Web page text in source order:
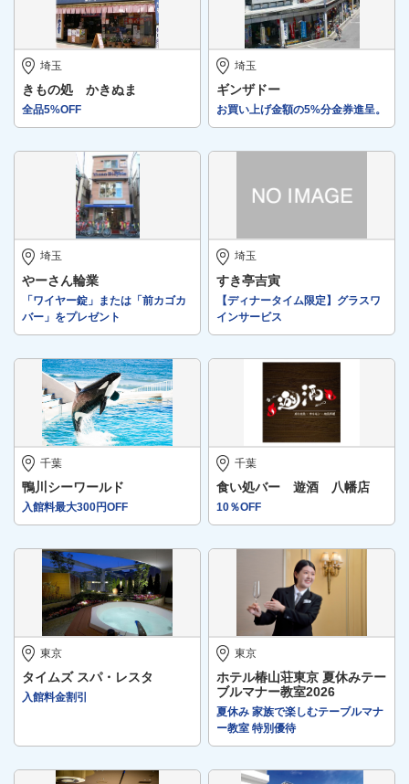
埼玉
きもの処 かきぬま
全品5%OFF
埼玉
ギンザドー
お買い上げ金額の5%分金券進呈。
埼玉
やーさん輪業
「ワイヤー錠」または「前カゴカ
バー」をプレゼント
埼玉
すき亭吉寅
【ディナータイム限定】グラスワ
インサービス
千葉
鴨川シーワールド
入館料最大300円OFF
千葉
食い処バー 遊酒 八幡店
10％OFF
東京
タイムズ スパ・レスタ
入館料金割引
東京
ホテル椿山荘東京 夏休みテー
ブルマナー教室2026
夏休み 家族で楽しむテーブルマナ
ー教室 特別優待